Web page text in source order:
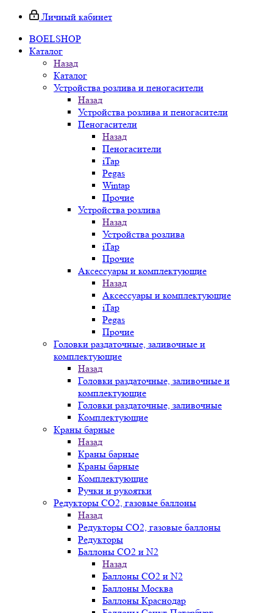
Личный кабинет
BOELSHOP
Каталог
Назад
Каталог
Устройства розлива и пеногасители
Назад
Устройства розлива и пеногасители
Пеногасители
Назад
Пеногасители
iTap
Pegas
Wintap
Прочие
Устройства розлива
Назад
Устройства розлива
iTap
Прочие
Аксессуары и комплектующие
Назад
Аксессуары и комплектующие
iTap
Pegas
Прочие
Головки раздаточные, заливочные и
комплектующие
Назад
Головки раздаточные, заливочные и
комплектующие
Головки раздаточные, заливочные
Комплектующие
Краны барные
Назад
Краны барные
Краны барные
Комплектующие
Ручки и рукоятки
Редукторы СО2, газовые баллоны
Назад
Редукторы СО2, газовые баллоны
Редукторы
Баллоны СО2 и N2
Назад
Баллоны СО2 и N2
Баллоны Москва
Баллоны Краснодар